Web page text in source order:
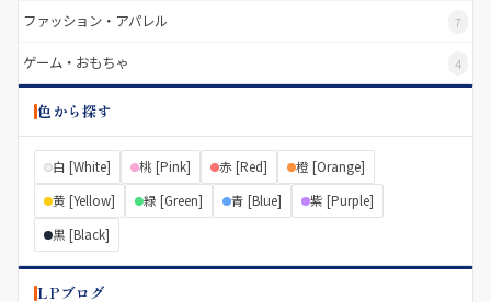
ファッション・アパレル 7
ゲーム・おもちゃ 4
色から探す
白 [White] 桃 [Pink] 赤 [Red]
橙 [Orange]
黄 [Yellow]
緑 [Green] 青 [Blue]
紫 [Purple]
黒 [Black]
LPブログ